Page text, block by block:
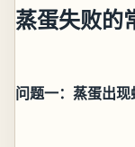
蒸蛋失败的
问题一：蒸蛋出